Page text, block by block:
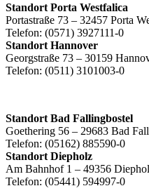
Standort Porta Westfalica
Portastraße 73 – 32457 Porta
Telefon: (0571) 3927111-0
Standort Hannover
Georgstraße 73 – 30159
Telefon: (0511) 3101003-0
Standort Bad Fallingbostel
Goethering 56 – 29683 Bad
Telefon: (05162) 885590-0
Standort Diepholz
Am Bahnhof 1 – 49356
Telefon: (05441) 594997-0